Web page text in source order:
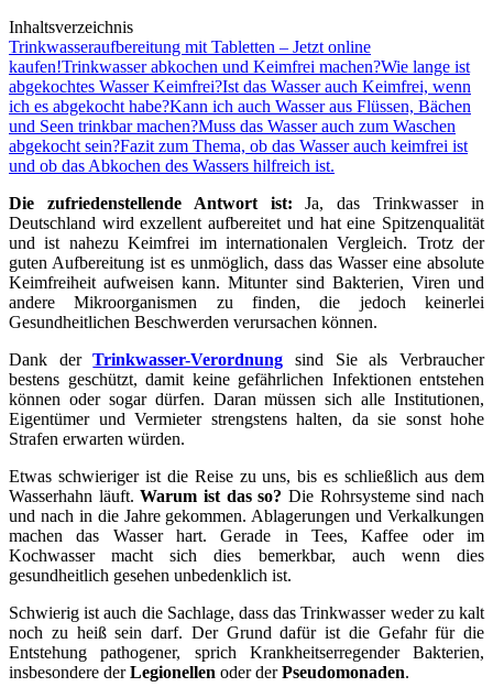
Inhaltsverzeichnis
Trinkwasseraufbereitung mit Tabletten – Jetzt online
kaufen!Trinkwasser abkochen und Keimfrei machen?Wie lange ist
abgekochtes Wasser Keimfrei?Ist das Wasser auch Keimfrei, wenn
ich es abgekocht habe?Kann ich auch Wasser aus Flüssen, Bächen
und Seen trinkbar machen?Muss das Wasser auch zum Waschen
abgekocht sein?Fazit zum Thema, ob das Wasser auch keimfrei ist
und ob das Abkochen des Wassers hilfreich ist.
Die zufriedenstellende Antwort ist: Ja, das Trinkwasser in
Deutschland wird exzellent aufbereitet und hat eine Spitzenqualität
und ist nahezu Keimfrei im internationalen Vergleich. Trotz der
guten Aufbereitung ist es unmöglich, dass das Wasser eine absolute
Keimfreiheit aufweisen kann. Mitunter sind Bakterien, Viren und
andere Mikroorganismen zu finden, die jedoch keinerlei
Gesundheitlichen Beschwerden verursachen können.
Dank derTrinkwasser-Verordnung
sind Sie als Verbraucher
bestens geschützt, damit keine gefährlichen Infektionen entstehen
können oder sogar dürfen. Daran müssen sich alle Institutionen,
Eigentümer und Vermieter strengstens halten, da sie sonst hohe
Strafen erwarten würden.
Etwas schwieriger ist die Reise zu uns, bis es schließlich aus dem
Wasserhahn läuft.Warum ist das so? Die Rohrsysteme sind nach
und nach in die Jahre gekommen. Ablagerungen und Verkalkungen
machen das Wasser hart. Gerade in Tees, Kaffee oder im
Kochwasser macht sich dies bemerkbar, auch wenn dies
gesundheitlich gesehen unbedenklich ist.
Schwierig ist auch die Sachlage, dass das Trinkwasser weder zu kalt
noch zu heiß sein darf. Der Grund dafür ist die Gefahr für die
Entstehung pathogener, sprich Krankheitserregender Bakterien,
insbesondere derLegionellen oder derPseudomonaden.